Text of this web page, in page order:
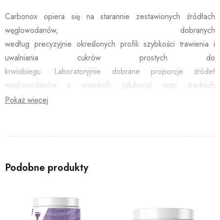
Carbonox opiera się na starannie zestawionychźródłach
węglowodanów, dobranych
według precyzyjnie określonych profili szybkości trawienia i
uwalniania cukrów prostych do
krwiobiegu. Laboratoryjnie dobrane proporcje źródeł
węglowodanów o wysokich (glukoza) oraz średnich
(maltodekstryny
przez okres 2 godzin od momentu przyjęcia preparatu.
Uniwersalizm stosowania – z myślą o potrzebach najbardziej
Uniwersalność składu sprawia, iż
Pokaż więcej
Podobne produkty